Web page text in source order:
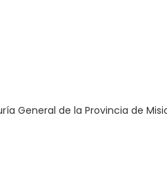
General de la Provincia de